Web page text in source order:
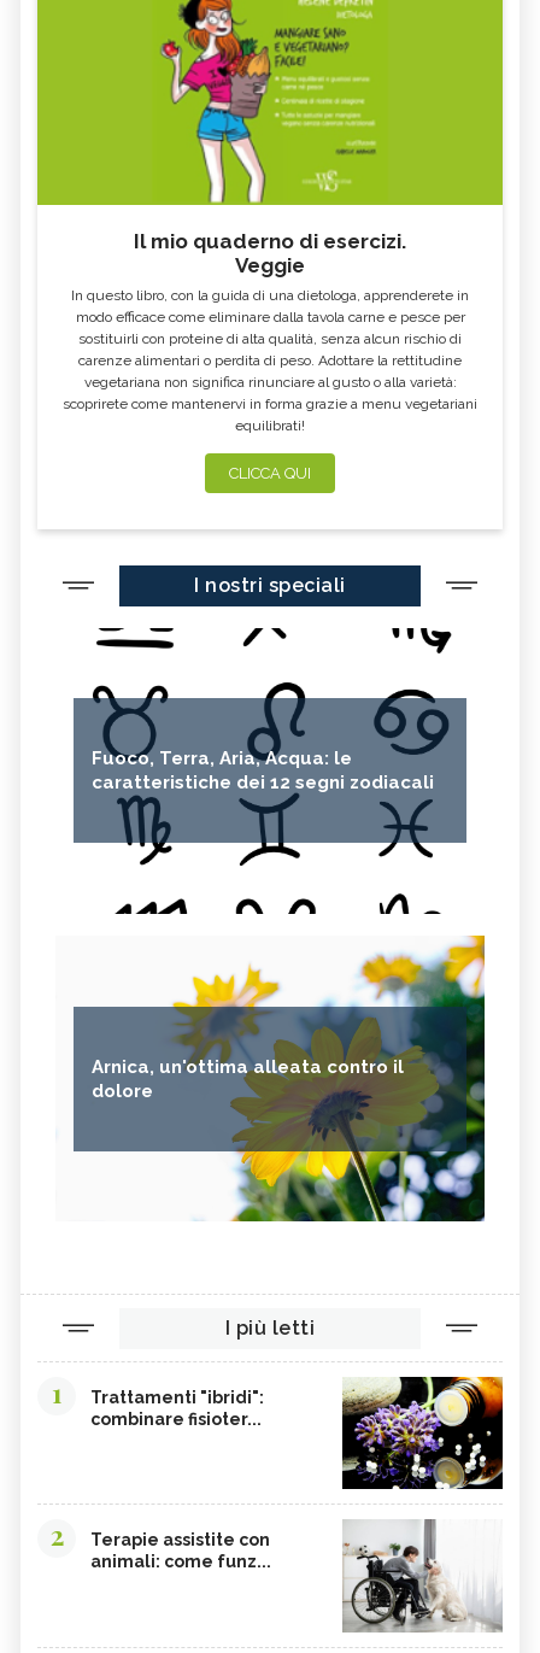
Il mio quaderno di esercizi.
Veggie
In questo libro, con la guida di una dietologa, apprenderete in
modo efficace come eliminare dalla tavola carne e pesce per
sostituirli con proteine di alta qualità, senza alcun rischio di
carenze alimentari o perdita di peso. Adottare la rettitudine
vegetariana non significa rinunciare al gusto o alla varietà:
scoprirete come mantenervi in forma grazie a menu vegetariani
equilibrati!
CLICCA QUI
I nostri speciali
Fuoco, Terra, Aria, Acqua: le
caratteristiche dei 12 segni zodiacali
Arnica, un'ottima alleata contro il
dolore
I più letti
1
Trattamenti "ibridi":
combinare fisioter...
2
Terapie assistite con
animali: come funz...